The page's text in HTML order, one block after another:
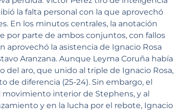
la falta personal con la que aprovechó
En los minutos centrales, la anotación
por parte de ambos conjuntos, con fallos
aprovechó la asistencia de Ignacio Rosa
Aranzana. Aunque Leyma Coruña había
aro, que unido al triple de Ignacio Rosa,
de diferencia (25-24). Sin embargo, el
interior de Stephens, y al
y en la lucha por el rebote, Ignacio